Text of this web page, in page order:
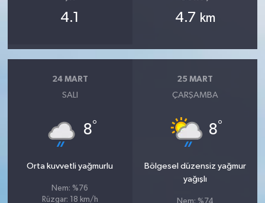
4.1 4.7 km
24 MART
SALI
8°
Orta kuvvetli yağmurlu
Nem: %76
Rüzgar: 18 km/h
25 MART
ÇARŞAMBA
8°
Bölgesel düzensiz yağmur
yağışlı